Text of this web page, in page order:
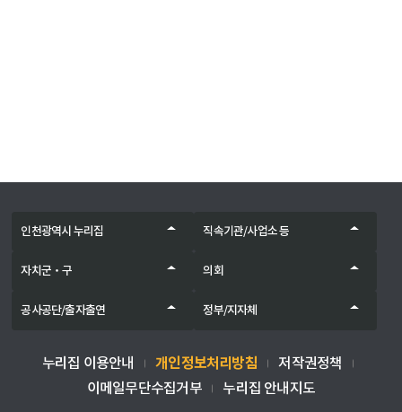
인천광역시 누리집 직속기관/사업소 등
자치군‧구 의회
공사공단/출자출연 정부/지자체
누리집 이용안내 개인정보처리방침
저작권정책
이메일무단수집거부
누리집 안내지도